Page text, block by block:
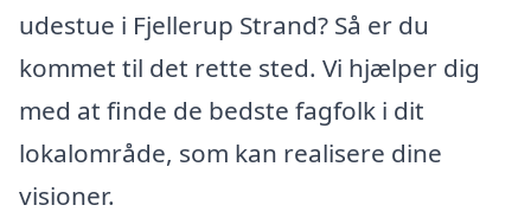
udestue i Fjellerup Strand? Så er du
kommet til det rette sted. Vi hjælper dig
med at finde de bedste fagfolk i dit
lokalområde, som kan realisere dine
visioner.